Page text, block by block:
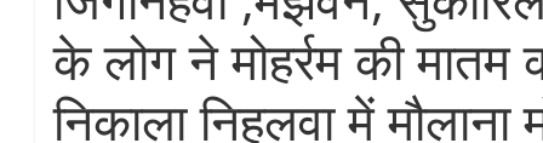
के लोग ने मोहर्रम की
निकाला निहलवा में मौलाना